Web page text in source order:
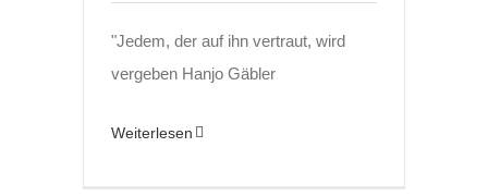
"Jedem, der auf ihn vertraut, wird
vergeben Hanjo Gäbler
Weiterlesen